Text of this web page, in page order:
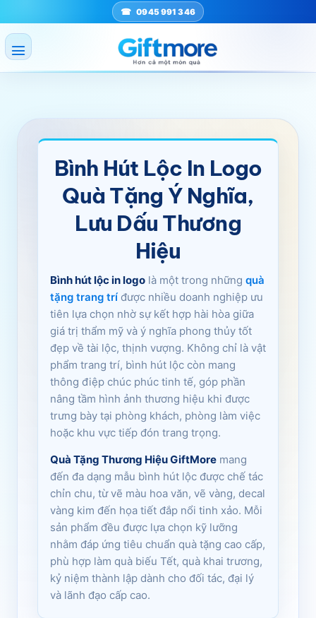
qua
nội
dung
0945 991 346
Bình Hút Lộc In Logo
Quà Tặng Ý Nghĩa,
Lưu Dấu Thương
Hiệu
Bình hút lộc in logo là một trong những quà
tặng trang trí được nhiều doanh nghiệp ưu
tiên lựa chọn nhờ sự kết hợp hài hòa giữa
giá trị thẩm mỹ và ý nghĩa phong thủy tốt
đẹp về tài lộc, thịnh vượng. Không chỉ là vật
phẩm trang trí, bình hút lộc còn mang
thông điệp chúc phúc tinh tế, góp phần
nâng tầm hình ảnh thương hiệu khi được
trưng bày tại phòng khách, phòng làm việc
hoặc khu vực tiếp đón trang trọng.
Quà Tặng Thương Hiệu GiftMore mang
đến đa dạng mẫu bình hút lộc được chế tác
chỉn chu, từ vẽ màu hoa văn, vẽ vàng, decal
vàng kim đến họa tiết đắp nổi tinh xảo. Mỗi
sản phẩm đều được lựa chọn kỹ lưỡng
nhằm đáp ứng tiêu chuẩn quà tặng cao cấp,
phù hợp làm quà biếu Tết, quà khai trương,
kỷ niệm thành lập dành cho đối tác, đại lý
và lãnh đạo cấp cao.